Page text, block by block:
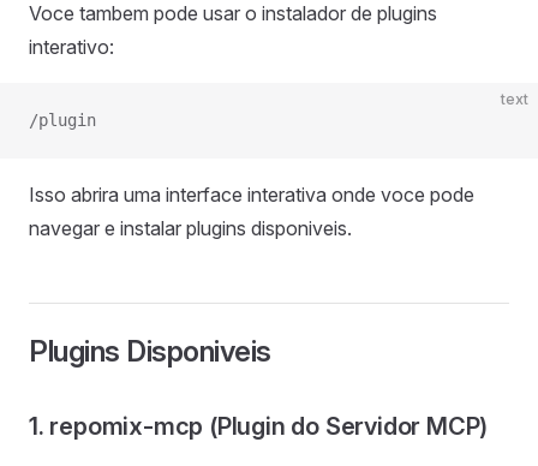
Voce tambem pode usar o instalador de plugins
interativo:
text
/plugin
Isso abrira uma interface interativa onde voce pode
navegar e instalar plugins disponiveis.
Plugins Disponiveis
1. repomix-mcp (Plugin do Servidor MCP)